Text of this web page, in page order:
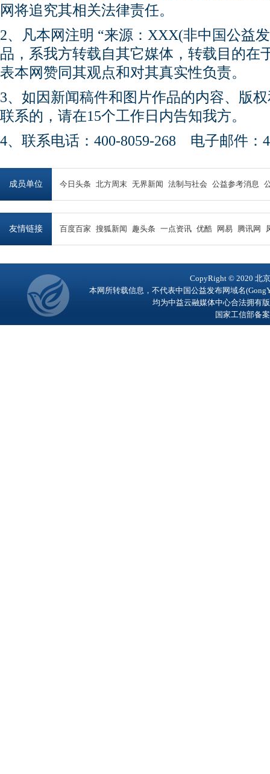
网将追究其相关法律责任。
2、凡本网注明 “来源：XXX(非中国公益
品，系我方转载自其它媒体，转载目的在
表本网赞同其观点和对其真实性负责。
3、如因新闻稿件和图片作品的内容、版
联系的，请在15个工作日内告知我方。
4、联系电话：400-8059-268 电子邮件：
成员单位 今日头条 北方周末 无界新闻 法制与社会 公益参考消息
友情链接 百度百家 搜狐新闻 趣头条 一点资讯 优酷 网易 腾讯网
CopyRight © 2020 北
本网所转载信息，不代表中国公益发布网域名
均为中益云融媒体中心合法拥有
国家工信部备